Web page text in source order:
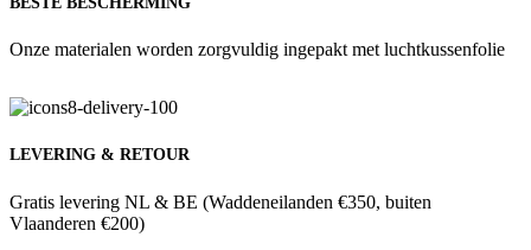
Onze materialen worden zorgvuldig ingepakt met luchtkussenfolie
LEVERING & RETOUR
Gratis levering NL & BE (Waddeneilanden €350, buiten
Vlaanderen €200)